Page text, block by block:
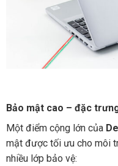
Bảo mật cao – đặc
Một điểm cộng lớn của
mật được tối ưu cho môi
nhiều lớp bảo vệ: